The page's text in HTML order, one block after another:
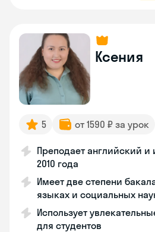
Ксения
5 от 1590 ₽ за урок
Преподает английский
2010 года
Имеет две степени
языках и социальных
Использует
для студентов